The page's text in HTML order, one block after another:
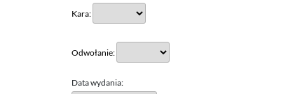
Kara:
Odwołanie:
Data wydania: